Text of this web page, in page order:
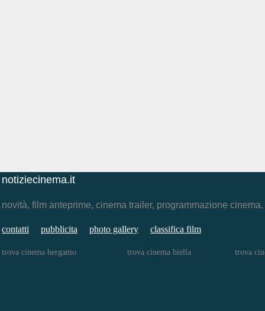
notiziecinema.it
novità, film anteprime, cinema trailer, programmazione
contatti pubblicita photo gallery classifica film
trova cinema bergamo trova cinema biella trova